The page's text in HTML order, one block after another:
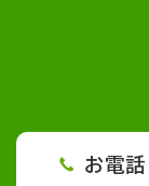
お電話